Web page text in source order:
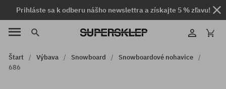
Prihláste sa k odberu nášho newslettra a získajte 5 % zľavu!
Štart Výbava Snowboard
Snowboardové nohavice
686